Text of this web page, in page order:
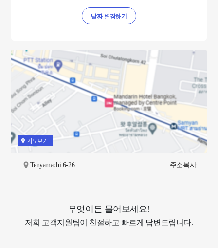
날짜 변경하기
지도보기
Tenyamachi 6-26 주소복사
무엇이든 물어보세요!
저희 고객지원팀이 친절하고 빠르게 답변드립니다.